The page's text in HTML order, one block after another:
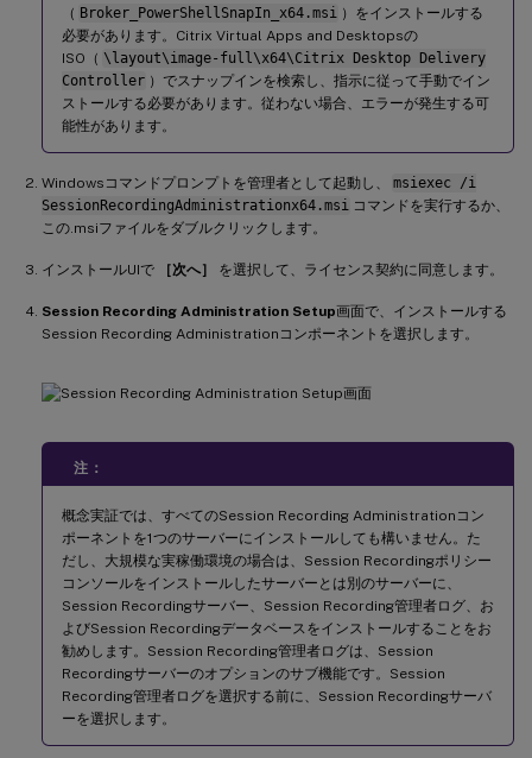
（ Broker_PowerShellSnapIn_x64.msi ）をインストールする
必要があります。Citrix Virtual Apps and Desktopsの
ISO（ \layout\image-full\x64\Citrix Desktop Delivery
Controller ）でスナップインを検索し、指示に従って手動でイン
ストールする必要があります。従わない場合、エラーが発生する可
能性があります。
Windowsコマンドプロンプトを管理者として起動し、
msiexec /i
SessionRecordingAdministrationx64.msi コマンドを実行するか、
この.msiファイルをダブルクリックします。
インストールUIで ［次へ］ を選択して、ライセンス契約に同意します。
Session Recording Administration Setup画面で、インストールする
Session Recording Administrationコンポーネントを選択します。
注：
概念実証では、すべてのSession Recording Administrationコン
ポーネントを1つのサーバーにインストールしても構いません。た
だし、大規模な実稼働環境の場合は、Session Recordingポリシー
コンソールをインストールしたサーバーとは別のサーバーに、
Session Recordingサーバー、Session Recording管理者ログ、お
よびSession Recordingデータベースをインストールすることをお
勧めします。Session Recording管理者ログは、Session
Recordingサーバーのオプションのサブ機能です。Session
Recording管理者ログを選択する前に、Session Recordingサーバ
ーを選択します。